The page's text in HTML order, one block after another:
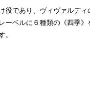
役であり、ヴィヴァルデ
ーベルに６種類の《四季
。